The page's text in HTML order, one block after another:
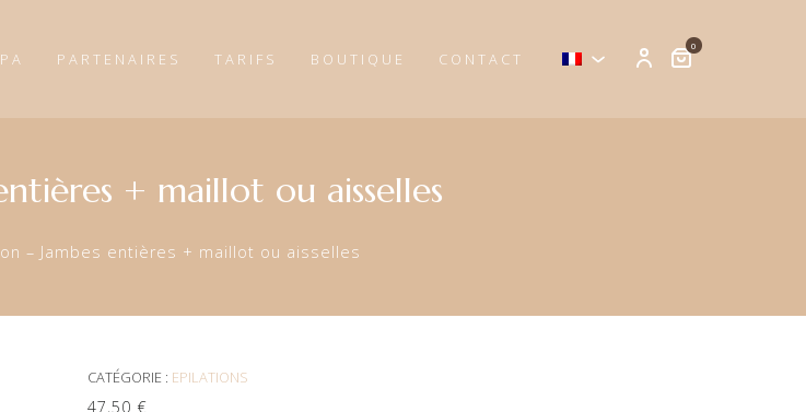
PARTENAIRES TARIFS BOUTIQUE CONTACT
0
+ maillot ou aisselles
– Jambes entières + maillot ou aisselles
CATÉGORIE : EPILATIONS
47,50 €